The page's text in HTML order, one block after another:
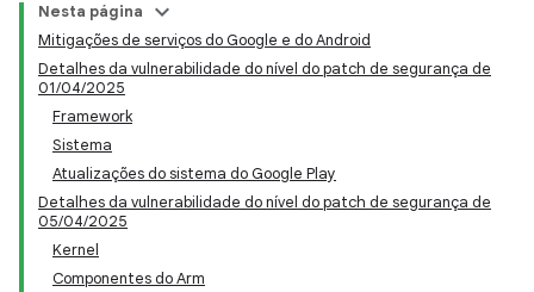
Nesta página
Mitigações de serviços do Google e do Android
Detalhes da vulnerabilidade do nível do patch de segurança de
01/04/2025
Framework
Sistema
Atualizações do sistema do Google Play
Detalhes da vulnerabilidade do nível do patch de segurança de
05/04/2025
Kernel
Componentes do Arm